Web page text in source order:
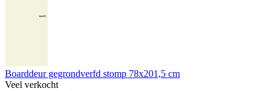
Boarddeur gegrondverfd stomp 78x201,5 cm
Veel verkocht